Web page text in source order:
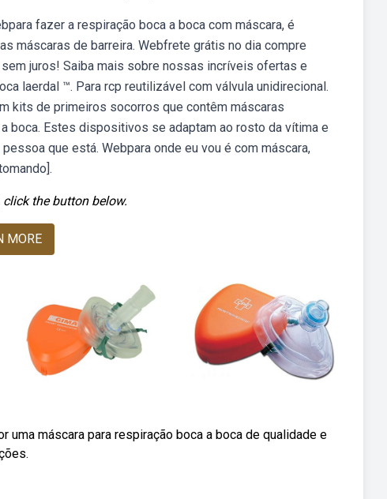
fazer a respiração boca a boca com máscara, é
máscaras de barreira. Webfrete grátis no dia compre
juros! Saiba mais sobre nossas incríveis ofertas e
laerdal ™. Para rcp reutilizável com válvula unidirecional.
kits de primeiros socorros que contêm máscaras
boca. Estes dispositivos se adaptam ao rosto da vítima e
que está. Webpara onde eu vou é com máscara,
the button below.
MORE
uma máscara para respiração boca a boca de qualidade e